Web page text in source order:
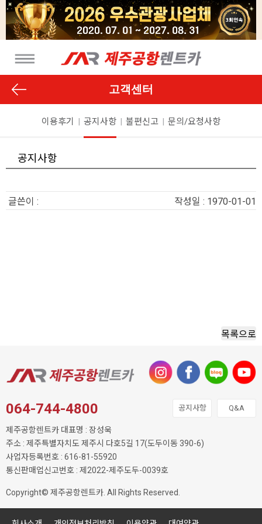
고객센터
이용후기 공지사항 불편신고 문의/요청사항
공지사항
글쓴이 : 작성일 : 1970-01-01
목록으로
064-744-4800 공지사항 Q&A
제주공항렌트카 대표명 : 장성욱
주소 : 제주특별자치도 제주시 다호5길 17(도두이동 390-6)
사업자등록번호 : 616-81-55920
통신판매업신고번호 : 제2022-제주도두-0039호
Copyright© 제주공항렌트카. All Rights Reserved.